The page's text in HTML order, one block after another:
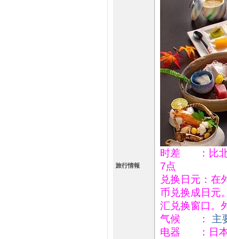
旅行情報
时差 ：比北
7点
兑换日元：在
币兑换成日元
汇兑换窗口。
气候 ： 主
电器 ：日本